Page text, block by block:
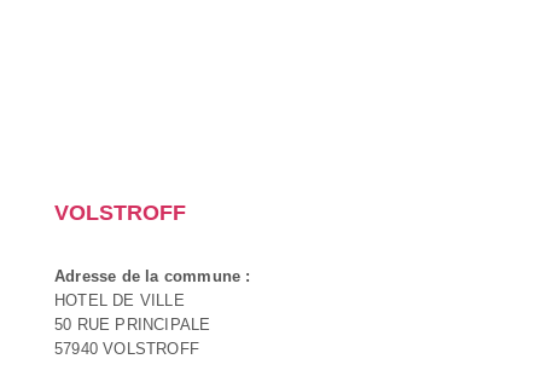
VOLSTROFF
Adresse de la commune :
HOTEL DE VILLE
50 RUE PRINCIPALE
57940 VOLSTROFF